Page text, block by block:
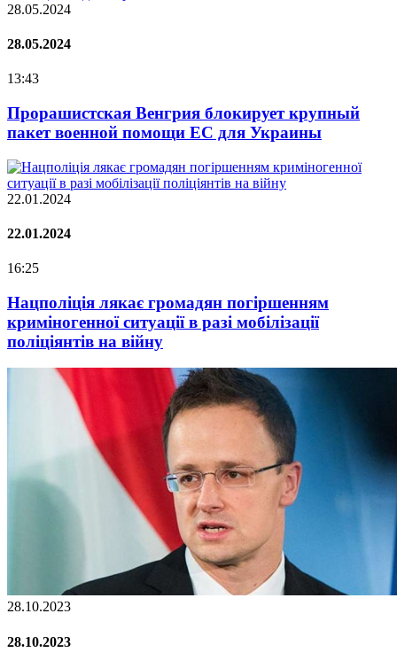
28.05.2024
28.05.2024
13:43
Прорашистская Венгрия блокирует крупный
пакет военной помощи ЕС для Украины
22.01.2024
22.01.2024
16:25
Нацполіція лякає громадян погіршенням
криміногенної ситуації в разі мобілізації
поліціянтів на війну
28.10.2023
28.10.2023